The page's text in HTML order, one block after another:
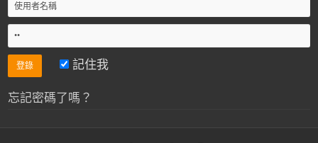
記住我
忘記密碼了嗎？